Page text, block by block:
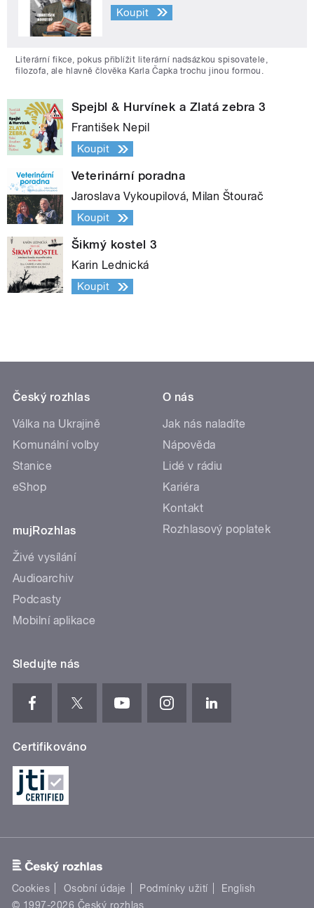
Koupit
Literární fikce, pokus přiblížit literární nadsázkou spisovatele,
filozofa, ale hlavně člověka Karla Čapka trochu jinou formou.
Spejbl & Hurvínek a Zlatá zebra 3
František Nepil
Koupit
Veterinární poradna
Jaroslava Vykoupilová, Milan Štourač
Koupit
Šikmý kostel 3
Karin Lednická
Koupit
Český rozhlas
Válka na Ukrajině
Komunální volby
Stanice
eShop
mujRozhlas
Živé vysílání
Audioarchiv
Podcasty
Mobilní aplikace
O nás
Jak nás naladíte
Nápověda
Lidé v rádiu
Kariéra
Kontakt
Rozhlasový poplatek
Sledujte nás
Certifikováno
Cookies Osobní údaje Podmínky užití
English
© 1997-2026 Český rozhlas